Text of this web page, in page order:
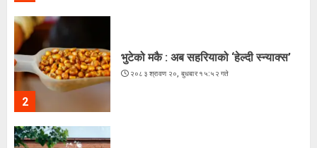
2
भुटेको मकै : अब सहरियाको ‘हेल्दी स्न्याक्स’
२०८३ श्रावण २०, बुधबार १५:५२ गते